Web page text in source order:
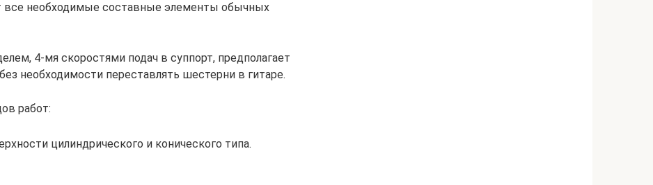
все необходимые составные элементы обычных
4-мя скоростями подач в суппорт, предполагает
необходимости переставлять шестерни в гитаре.
работ:
цилиндрического и конического типа.